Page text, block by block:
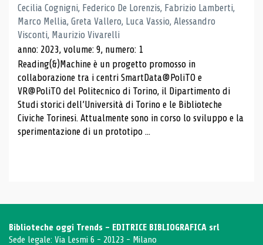
Cecilia Cognigni, Federico De Lorenzis, Fabrizio Lamberti,
Marco Mellia, Greta Vallero, Luca Vassio, Alessandro
Visconti, Maurizio Vivarelli
anno: 2023, volume: 9, numero: 1
Reading(&)Machine è un progetto promosso in
collaborazione tra i centri SmartData@PoliTO e
VR@PoliTO del Politecnico di Torino, il Dipartimento di
Studi storici dell’Università di Torino e le Biblioteche
Civiche Torinesi. Attualmente sono in corso lo sviluppo e la
sperimentazione di un prototipo ...
Biblioteche oggi Trends - EDITRICE BIBLIOGRAFICA srl
Sede legale: Via Lesmi 6 - 20123 - Milano